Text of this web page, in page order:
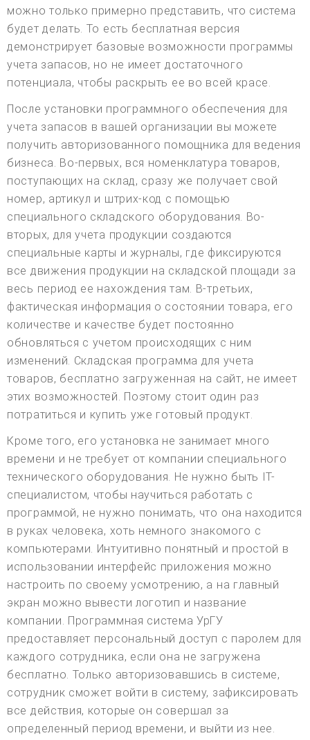
можно только примерно представить, что система
будет делать. То есть бесплатная версия
демонстрирует базовые возможности программы
учета запасов, но не имеет достаточного
потенциала, чтобы раскрыть ее во всей красе.
После установки программного обеспечения для
учета запасов в вашей организации вы можете
получить авторизованного помощника для ведения
бизнеса. Во-первых, вся номенклатура товаров,
поступающих на склад, сразу же получает свой
номер, артикул и штрих-код с помощью
специального складского оборудования. Во-
вторых, для учета продукции создаются
специальные карты и журналы, где фиксируются
все движения продукции на складской площади за
весь период ее нахождения там. В-третьих,
фактическая информация о состоянии товара, его
количестве и качестве будет постоянно
обновляться с учетом происходящих с ним
изменений. Складская программа для учета
товаров, бесплатно загруженная на сайт, не имеет
этих возможностей. Поэтому стоит один раз
потратиться и купить уже готовый продукт.
Кроме того, его установка не занимает много
времени и не требует от компании специального
технического оборудования. Не нужно быть IT-
специалистом, чтобы научиться работать с
программой, не нужно понимать, что она находится
в руках человека, хоть немного знакомого с
компьютерами. Интуитивно понятный и простой в
использовании интерфейс приложения можно
настроить по своему усмотрению, а на главный
экран можно вывести логотип и название
компании. Программная система УрГУ
предоставляет персональный доступ с паролем для
каждого сотрудника, если она не загружена
бесплатно. Только авторизовавшись в системе,
сотрудник сможет войти в систему, зафиксировать
все действия, которые он совершал за
определенный период времени, и выйти из нее.